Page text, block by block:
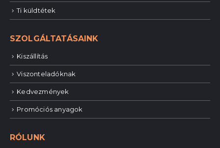
Ti küldtétek
SZOLGÁLTATÁSAINK
Kiszállítás
Viszonteladóknak
Kedvezmények
Promóciós anyagok
RÓLUNK